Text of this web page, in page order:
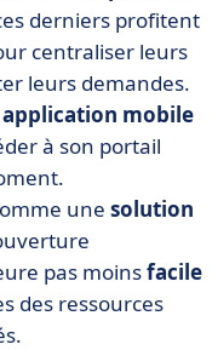
derniers profitent
centraliser leurs
leurs demandes.
application mobile
à son portail
une solution
pas moinsfacile
des ressources